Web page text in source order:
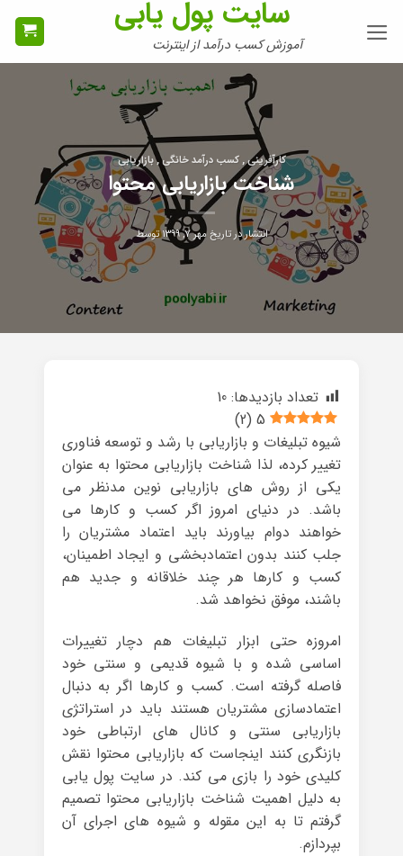
سایت پول یابی
آموزش کسب درآمد از اینترنت
کارآفرینی , کسب درآمد خانگی , بازاریابی
شناخت بازاریابی محتوا
انتشار در تاریخمهر ۷, ۱۳۹۹ توسط
تعداد بازدیدها: 10
5
(
2
)
شیوه تبلیغات و بازاریابی با رشد و توسعه فناوری
تغییر کرده، لذا شناخت بازاریابی محتوا به عنوان
یکی از روش های بازاریابی نوین مدنظر می
باشد. در دنیای امروز اگر کسب و کارها می
خواهند دوام بیاورند باید اعتماد مشتریان را
جلب کنند بدون اعتمادبخشی و ایجاد اطمینان،
کسب و کارها هر چند خلاقانه و جدید هم
باشند، موفق نخواهد شد.
امروزه حتی ابزار تبلیغات هم دچار تغییرات
اساسی شده و با شیوه قدیمی و سنتی خود
فاصله گرفته است. کسب و کارها اگر به دنبال
اعتمادسازی مشتریان هستند باید در استراتژی
بازاریابی سنتی و کانال های ارتباطی خود
بازنگری کنند اینجاست که بازاریابی محتوا نقش
کلیدی خود را بازی می کند. در سایت پول یابی
به دلیل اهمیت شناخت بازاریابی محتوا تصمیم
گرفتم تا به این مقوله و شیوه های اجرای آن
بپردازم.